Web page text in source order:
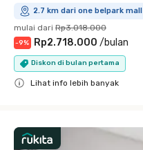
2.7 km dari one belpark mall
mulai dari Rp3.018.000
-9% Rp2.718.000 /bulan
Diskon di bulan pertama
Lihat info lebih banyak